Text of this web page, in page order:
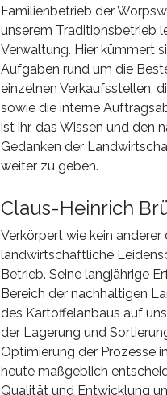
Familienbetrieb der
unserem Traditionsbetrieb
Verwaltung. Hier kümmert
Aufgaben rund um die
einzelnen Verkaufsstellen,
sowie die interne
ist ihr, das Wissen und den
Gedanken der
weiter zu geben.
Claus-Heinrich
Verkörpert wie kein anderer
landwirtschaftliche
Betrieb. Seine langjährige
Bereich der nachhaltigen
des Kartoffelanbaus auf
der Lagerung und
Optimierung der Prozesse
heute maßgeblich
Qualität und Entwicklung